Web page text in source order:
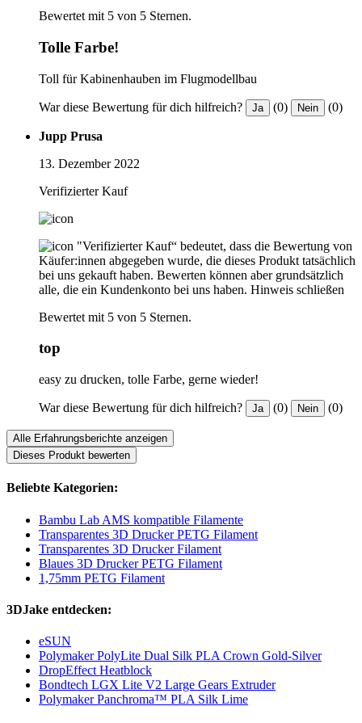
Bewertet mit 5 von 5 Sternen.
Tolle Farbe!
Toll für Kabinenhauben im Flugmodellbau
War diese Bewertung für dich hilfreich? Ja (0) Nein (0)
Jupp Prusa
13. Dezember 2022
Verifizierter Kauf
"Verifizierter Kauf“ bedeutet, dass die Bewertung von
Käufer:innen abgegeben wurde, die dieses Produkt tatsächlich
bei uns gekauft haben. Bewerten können aber grundsätzlich
alle, die ein Kundenkonto bei uns haben. Hinweis schließen
Bewertet mit 5 von 5 Sternen.
top
easy zu drucken, tolle Farbe, gerne wieder!
War diese Bewertung für dich hilfreich? Ja (0) Nein (0)
Alle Erfahrungsberichte anzeigen
Dieses Produkt bewerten
Beliebte Kategorien:
Bambu Lab AMS kompatible Filamente
Transparentes 3D Drucker PETG Filament
Transparentes 3D Drucker Filament
Blaues 3D Drucker PETG Filament
1,75mm PETG Filament
3DJake entdecken:
eSUN
Polymaker PolyLite Dual Silk PLA Crown Gold-Silver
DropEffect Heatblock
Bondtech LGX Lite V2 Large Gears Extruder
Polymaker Panchroma™ PLA Silk Lime